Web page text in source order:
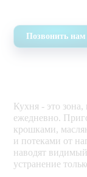
Позвонить нам
Кухня - это зона,
ежедневно.
крошками,
и потеками от
наводят
устранение